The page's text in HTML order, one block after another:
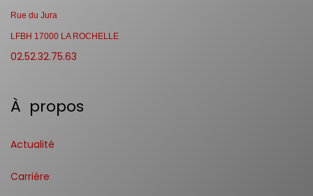
Rue du Jura
LFBH 17000 LA ROCHELLE
02.52.32.75.63
À propos
Actualité
Carrière